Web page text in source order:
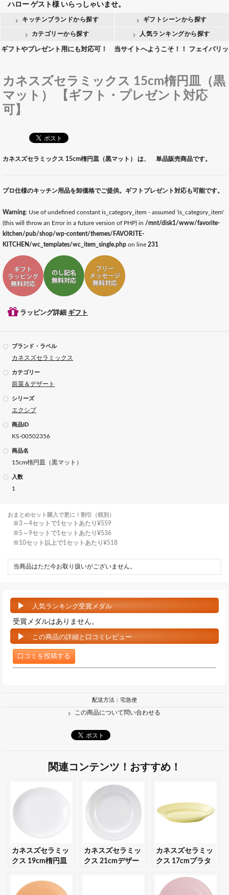
ハロー ゲスト様いらっしゃいませ。
キッチンブランドから探す ギフトシーンから探す
カテゴリーから探す 人気ランキングから探す
やプレゼント用にも対応可！ 当サイトへようこそ！！ フェイバリッ
カネスズセラミックス 15cm楕円皿（黒
マット） 【ギフト・プレゼント対応
可】
カネスズセラミックス 15cm楕円皿（黒マット） は、 単品販売商品です。
プロ仕様のキッチン用品を卸価格でご提供。ギフトプレゼント対応も可能です。
Warning: Use of undefined constant is_category_item - assumed 'is_category_item'
(this will throw an Error in a future version of PHP) in /mnt/disk1/www/favorite-
kitchen/pub/shop/wp-content/themes/FAVORITE-
KITCHEN/wc_templates/wc_item_single.php on line 231
ギフトラッピング対応ギフトのし記名対応
ラッピング詳細 ギフト
ブランド・ラベル
カネスズセラミックス
カテゴリー
前菜＆デザート
シリーズ
エクシブ
商品ID
KS-00502356
商品名
15cm楕円皿（黒マット）
入数
1
おまとめセット購入で更に！割引（税別）
3～4セットで1セットあたり¥559
5～9セットで1セットあたり¥536
10セット以上で1セットあたり¥518
当商品はただ今お取り扱いがございません。
人気ランキング受賞メダル
受賞メダルはありません。
この商品の詳細と口コミレビュー
口コミを投稿する
配送方法：宅急便
この商品について問い合わせる
関連コンテンツ！おすすめ！
カネスズセラミッ
クス 19cm楕円皿
ント対応可】
カネスズセラミッ
クス 21cmデザー
カネスズセラミッ
クス 17cmプラタ
ロー） 【ギフト・
プレゼント対応